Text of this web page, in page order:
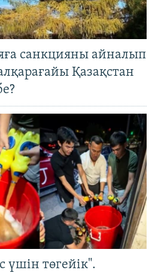
санкцияны айналып
Қазақстан
үшін төгейік".